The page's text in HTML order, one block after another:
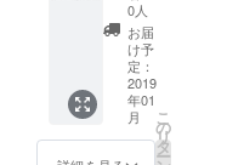
Black」
のイ
メージ
で作ら
れたT
シャ
ツ！ 茶
0人
お届
け予
定：
2019
年01
月
こ
の
リ
タ
ー